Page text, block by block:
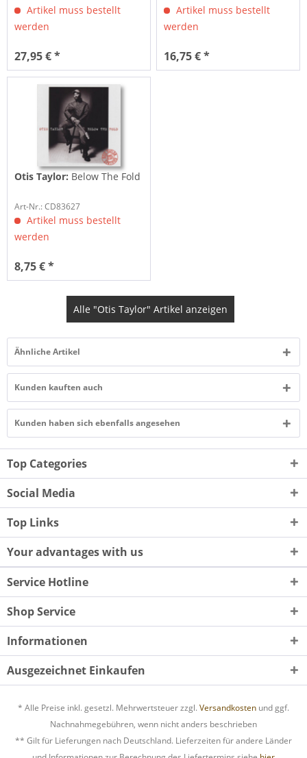
Artikel muss bestellt
werden
27,95 € *
Artikel muss bestellt
werden
16,75 € *
Otis Taylor: Below The Fold
Art-Nr.: CD83627
Artikel muss bestellt
werden
8,75 € *
Alle "Otis Taylor" Artikel anzeigen
Ähnliche Artikel
Kunden kauften auch
Kunden haben sich ebenfalls angesehen
Top Categories
Social Media
Top Links
Your advantages with us
Service Hotline
Shop Service
Informationen
Ausgezeichnet Einkaufen
* Alle Preise inkl. gesetzl. Mehrwertsteuer zzgl. Versandkosten und ggf.
Nachnahmegebühren, wenn nicht anders beschrieben
** Gilt für Lieferungen nach Deutschland. Lieferzeiten für andere Länder